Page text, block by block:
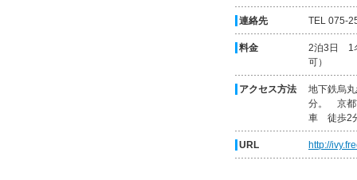
連絡先 TEL 075-
料金
2泊3日 1
可）
アクセス方法
地下鉄烏
分。 京
車 徒歩2
URL http://